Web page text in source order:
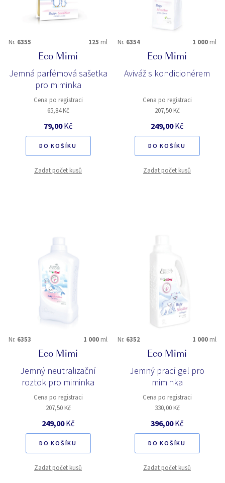
Nr. 6355 125 ml
Eco Mimi
Jemná parfémová sašetka
pro miminka
Cena po registraci
65,84 Kč
79,00Kč
DO KOŠÍKU
Zadat počet kusů
Nr. 6354 1 000 ml
Eco Mimi
Aviváž s kondicionérem
Cena po registraci
207,50 Kč
249,00Kč
DO KOŠÍKU
Zadat počet kusů
Nr. 6353 1 000 ml
Eco Mimi
Jemný neutralizační
roztok pro miminka
Cena po registraci
207,50 Kč
249,00Kč
DO KOŠÍKU
Zadat počet kusů
Nr. 6352 1 000 ml
Eco Mimi
Jemný prací gel pro
miminka
Cena po registraci
330,00 Kč
396,00Kč
DO KOŠÍKU
Zadat počet kusů